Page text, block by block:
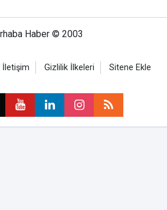
Haber © 2003
İletişim Gizlilik İlkeleri Sitene Ekle